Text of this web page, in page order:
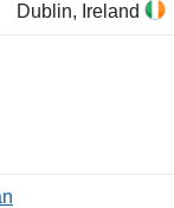
Dublin, Ireland